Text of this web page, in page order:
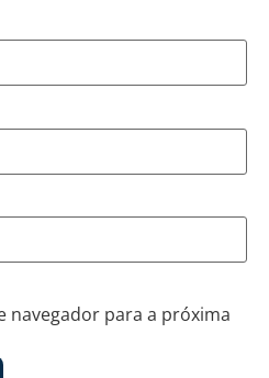
navegador para a próxima